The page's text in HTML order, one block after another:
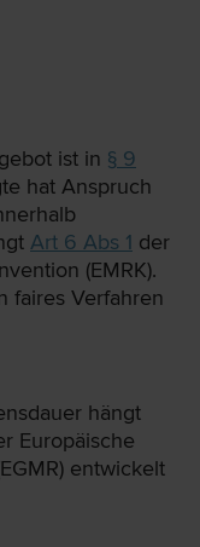
ist in § 9
hat Anspruch
Art 6 Abs 1 der
(EMRK).
faires Verfahren
hängt
Europäische
entwickelt